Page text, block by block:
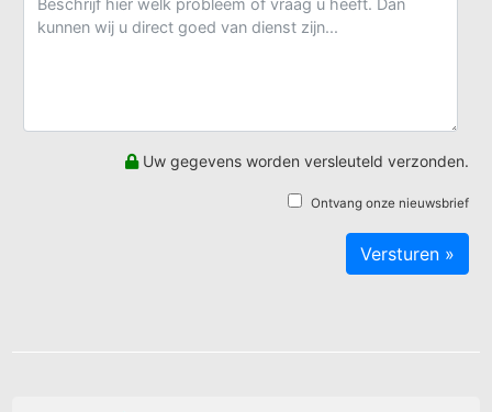
Uw gegevens worden versleuteld verzonden.
Ontvang onze nieuwsbrief